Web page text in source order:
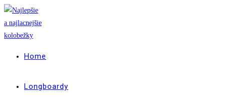
Skip
to
content
Home
Longboardy